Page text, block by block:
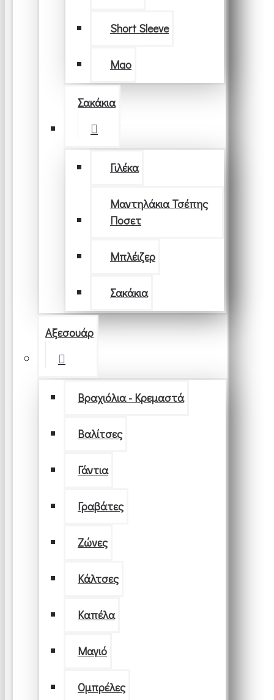
Short Sleeve
Μao
Σακάκια
Γιλέκα
Μαντηλάκια Τσέπης
Ποσετ
Μπλέιζερ
Σακάκια
Αξεσουάρ
Βραχιόλια - Κρεμαστά
Βαλίτσες
Γάντια
Γραβάτες
Ζώνες
Κάλτσες
Καπέλα
Μαγιό
Ομπρέλες